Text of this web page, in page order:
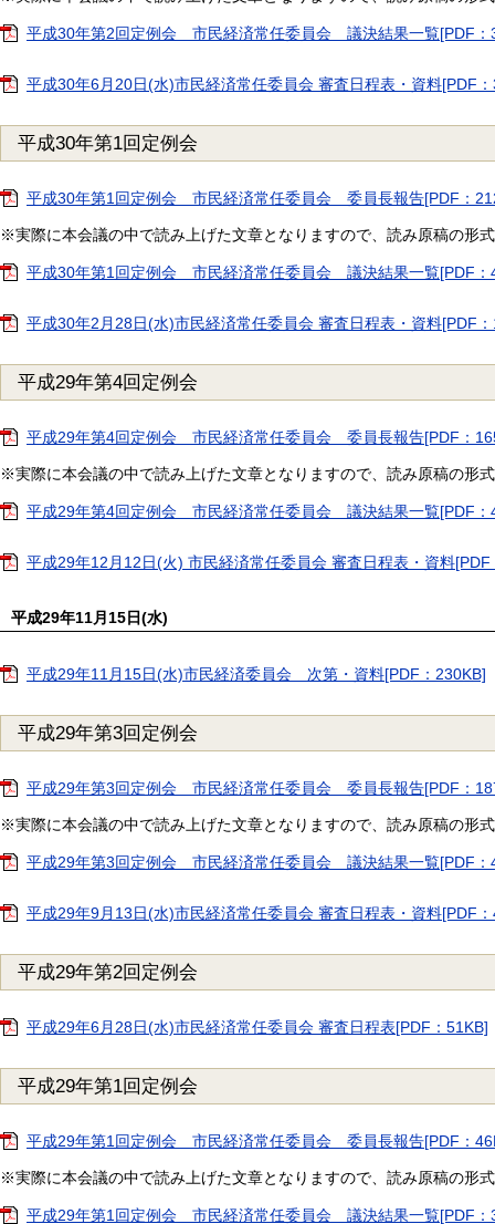
平成30年第2回定例会 市民経済常任委員会 議決結果一覧[PDF：
平成30年6月20日(水)市民経済常任委員会 審査日程表・資料[PDF
平成30年第1回定例会
平成30年第1回定例会 市民経済常任委員会 委員長報告[PDF：
※実際に本会議の中で読み上げた文章となりますので、読み原稿の形
平成30年第1回定例会 市民経済常任委員会 議決結果一覧[PDF：
平成30年2月28日(水)市民経済常任委員会 審査日程表・資料[PDF
平成29年第4回定例会
平成29年第4回定例会 市民経済常任委員会 委員長報告[PDF：
※実際に本会議の中で読み上げた文章となりますので、読み原稿の形
平成29年第4回定例会 市民経済常任委員会 議決結果一覧[PDF：
平成29年12月12日(火) 市民経済常任委員会 審査日程表・資料[PDF
平成29年11月15日(水)
平成29年11月15日(水)市民経済委員会 次第・資料[PDF：230KB]
平成29年第3回定例会
平成29年第3回定例会 市民経済常任委員会 委員長報告[PDF：
※実際に本会議の中で読み上げた文章となりますので、読み原稿の形
平成29年第3回定例会 市民経済常任委員会 議決結果一覧[PDF：
平成29年9月13日(水)市民経済常任委員会 審査日程表・資料[PDF
平成29年第2回定例会
平成29年6月28日(水)市民経済常任委員会 審査日程表[PDF：51KB]
平成29年第1回定例会
平成29年第1回定例会 市民経済常任委員会 委員長報告[PDF：
※実際に本会議の中で読み上げた文章となりますので、読み原稿の形
平成29年第1回定例会 市民経済常任委員会 議決結果一覧[PDF：